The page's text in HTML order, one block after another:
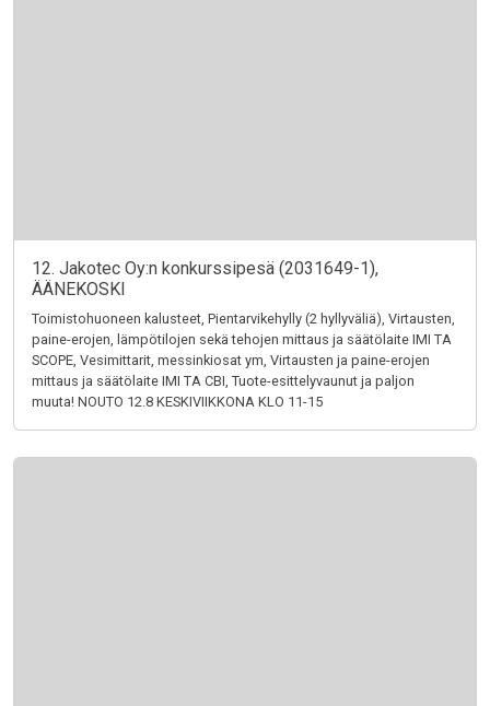
12. Jakotec Oy:n konkurssipesä (2031649-1),
ÄÄNEKOSKI
Toimistohuoneen kalusteet, Pientarvikehylly (2 hyllyväliä), Virtausten,
paine-erojen, lämpötilojen sekä tehojen mittaus ja säätölaite IMI TA
SCOPE, Vesimittarit, messinkiosat ym, Virtausten ja paine-erojen
mittaus ja säätölaite IMI TA CBI, Tuote-esittelyvaunut ja paljon
muuta! NOUTO 12.8 KESKIVIIKKONA KLO 11-15